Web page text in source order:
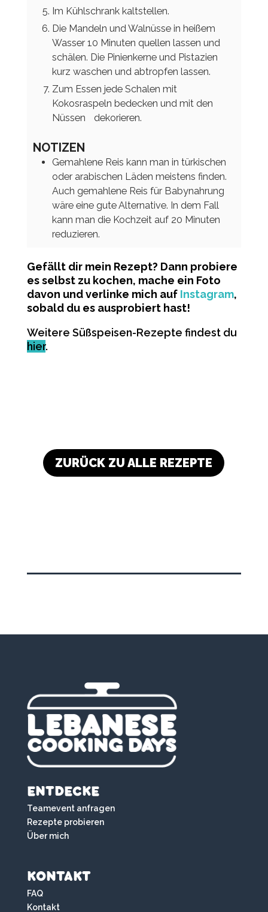
Im Kühlschrank kaltstellen.
Die Mandeln und Walnüsse in heißem
Wasser 10 Minuten quellen lassen und
schälen. Die Pinienkerne und Pistazien
kurz waschen und abtropfen lassen.
Zum Essen jede Schalen mit
Kokosraspeln bedecken und mit den
Nüssen dekorieren.
NOTIZEN
Gemahlene Reis kann man in türkischen
oder arabischen Läden meistens finden.
Auch gemahlene Reis für Babynahrung
wäre eine gute Alternative. In dem Fall
kann man die Kochzeit auf 20 Minuten
reduzieren.
Gefällt dir mein Rezept? Dann probiere
es selbst zu kochen, mache ein Foto
davon und verlinke mich auf Instagram,
sobald du es ausprobiert hast!
Weitere Süßspeisen-Rezepte findest du
hier.
ZURÜCK ZU ALLE REZEPTE
ENTDECKE
Teamevent anfragen
Rezepte probieren
Über mich
KONTAKT
FAQ
Kontakt